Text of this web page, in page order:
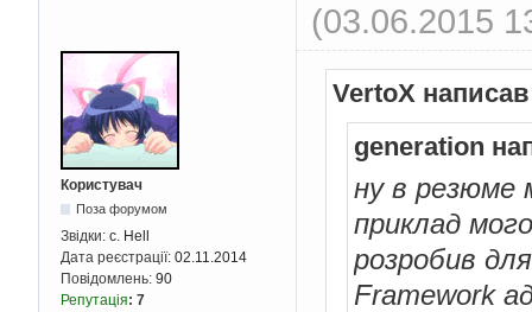
(03.06.2015
Користувач
Поза форумом
Звідки: c. Hell
Дата реєстрації: 02.11.2014
Повідомлень: 90
Репутація: 7
VertoX
generation
ну в резюме
приклад
розробив
Framework